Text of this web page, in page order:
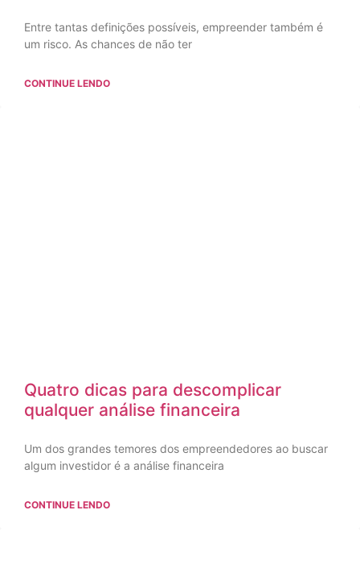
Entre tantas definições possíveis, empreender também é
um risco. As chances de não ter
CONTINUE LENDO
Quatro dicas para descomplicar
qualquer análise financeira
Um dos grandes temores dos empreendedores ao buscar
algum investidor é a análise financeira
CONTINUE LENDO